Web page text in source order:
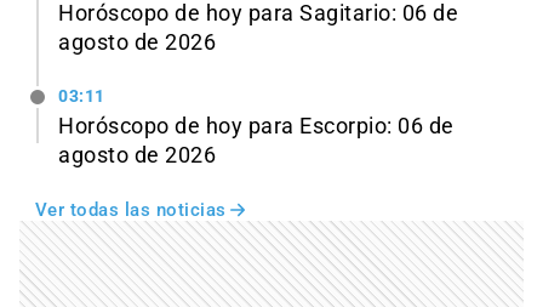
Horóscopo de hoy para Sagitario: 06 de
agosto de 2026
03:11
Horóscopo de hoy para Escorpio: 06 de
agosto de 2026
Ver todas las noticias